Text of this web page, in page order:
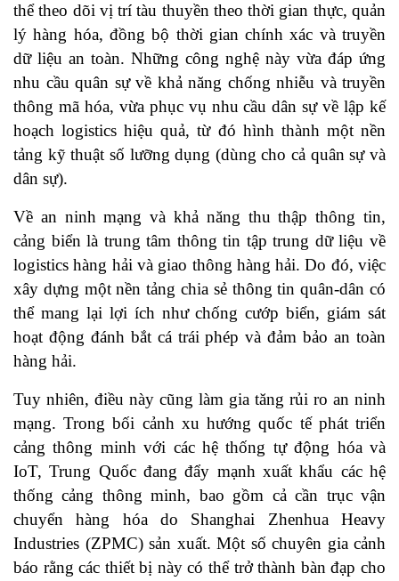
thể theo dõi vị trí tàu thuyền theo thời gian thực, quản
lý hàng hóa, đồng bộ thời gian chính xác và truyền
dữ liệu an toàn. Những công nghệ này vừa đáp ứng
nhu cầu quân sự về khả năng chống nhiễu và truyền
thông mã hóa, vừa phục vụ nhu cầu dân sự về lập kế
hoạch logistics hiệu quả, từ đó hình thành một nền
tảng kỹ thuật số lưỡng dụng (dùng cho cả quân sự và
dân sự).
Về an ninh mạng và khả năng thu thập thông tin,
cảng biển là trung tâm thông tin tập trung dữ liệu về
logistics hàng hải và giao thông hàng hải. Do đó, việc
xây dựng một nền tảng chia sẻ thông tin quân-dân có
thể mang lại lợi ích như chống cướp biển, giám sát
hoạt động đánh bắt cá trái phép và đảm bảo an toàn
hàng hải.
Tuy nhiên, điều này cũng làm gia tăng rủi ro an ninh
mạng. Trong bối cảnh xu hướng quốc tế phát triển
cảng thông minh với các hệ thống tự động hóa và
IoT, Trung Quốc đang đẩy mạnh xuất khẩu các hệ
thống cảng thông minh, bao gồm cả cần trục vận
chuyển hàng hóa do Shanghai Zhenhua Heavy
Industries (ZPMC) sản xuất. Một số chuyên gia cảnh
báo rằng các thiết bị này có thể trở thành bàn đạp cho